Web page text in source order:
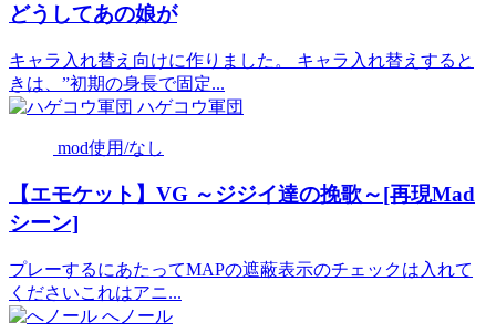
どうしてあの娘が
キャラ入れ替え向けに作りました。 キャラ入れ替えすると
きは、”初期の身長で固定...
ハゲコウ軍団
mod使用/なし
【エモケット】VG ～ジジイ達の挽歌～[再現Mad
シーン]
プレーするにあたってMAPの遮蔽表示のチェックは入れて
くださいこれはアニ...
へノール